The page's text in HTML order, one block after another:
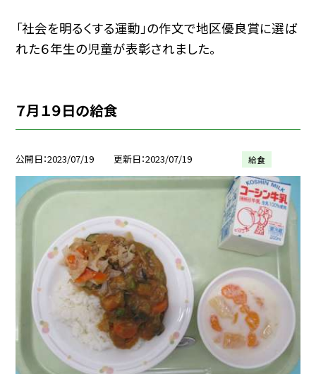
「社会を明るくする運動」の作文で地区優良賞に選ば
れた６年生の児童が表彰されました。
７月１９日の給食
公開日 2023/07/19 更新日 2023/07/19 給食